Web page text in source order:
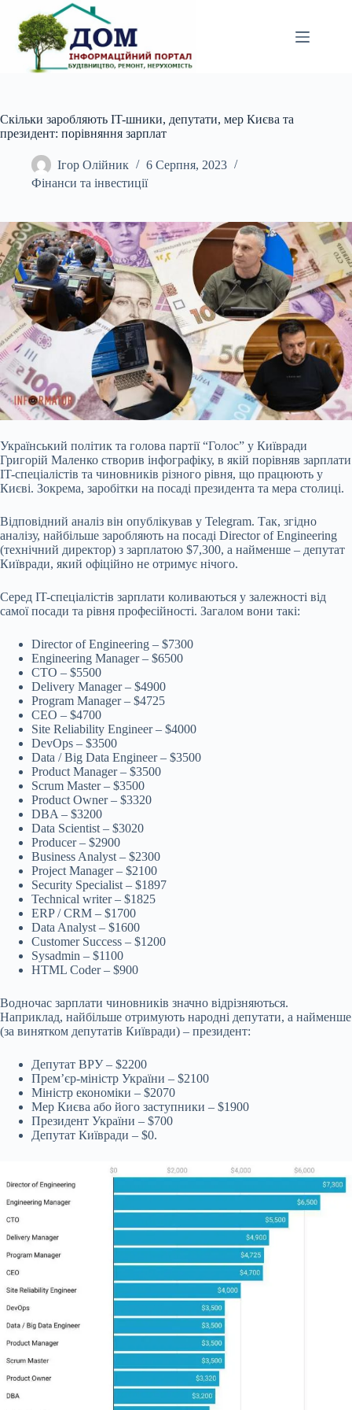
вмісту
Скільки заробляють IT-шники, депутати, мер Києва та
президент: порівняння зарплат
Ігор Олійник
6 Серпня, 2023
Фінанси та інвестиції
Український політик та голова партії “Голос” у Київради
Григорій Маленко створив інфографіку, в якій порівняв зарплати
IT-спеціалістів та чиновників різного рівня, що працюють у
Києві. Зокрема, заробітки на посаді президента та мера столиці.
Відповідний аналіз він опублікував у Telegram. Так, згідно
аналізу, найбільше заробляють на посаді Director of Engineering
(технічний директор) з зарплатою $7,300, а найменше – депутат
Київради, який офіційно не отримує нічого.
Серед IT-спеціалістів зарплати коливаються у залежності від
самої посади та рівня професійності. Загалом вони такі:
Director of Engineering – $7300
Engineering Manager – $6500
СТО – $5500
Delivery Manager – $4900
Program Manager – $4725
CEO – $4700
Site Reliability Engineer – $4000
DevOps – $3500
Data / Big Data Engineer – $3500
Product Manager – $3500
Scrum Master – $3500
Product Owner – $3320
DBA – $3200
Data Scientist – $3020
Producer – $2900
Business Analyst – $2300
Project Manager – $2100
Security Specialist – $1897
Technical writer – $1825
ERP / CRM – $1700
Data Analyst – $1600
Customer Success – $1200
Sysadmin – $1100
HTML Coder – $900
Водночас зарплати чиновників значно відрізняються.
Наприклад, найбільше отримують народні депутати, а найменше
(за винятком депутатів Київради) – президент:
Депутат ВРУ – $2200
Премʼєр-міністр України – $2100
Міністр економіки – $2070
Мер Києва або його заступники – $1900
Президент України – $700
Депутат Київради – $0.